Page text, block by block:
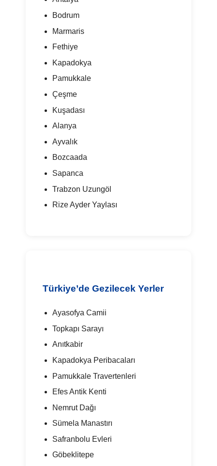
Bodrum
Marmaris
Fethiye
Kapadokya
Pamukkale
Çeşme
Kuşadası
Alanya
Ayvalık
Bozcaada
Sapanca
Trabzon Uzungöl
Rize Ayder Yaylası
Türkiye’de Gezilecek Yerler
Ayasofya Camii
Topkapı Sarayı
Anıtkabir
Kapadokya Peribacaları
Pamukkale Travertenleri
Efes Antik Kenti
Nemrut Dağı
Sümela Manastırı
Safranbolu Evleri
Göbeklitepe